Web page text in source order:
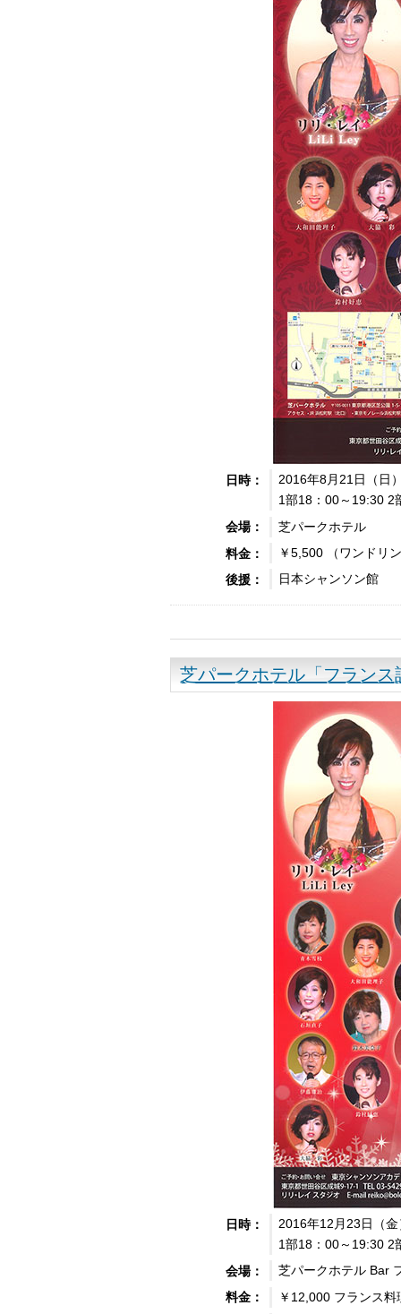
日時：
2016年8月21日（日
1部18：00～19:30 2
会場：
芝パークホテル
料金：
￥5,500 （ワンドリ
後援：
日本シャンソン館
芝パークホテル「フラン
日時：
2016年12月23日（金
1部18：00～19:30 2
会場：
芝パークホテル Bar
料金：
￥12,000 フランス